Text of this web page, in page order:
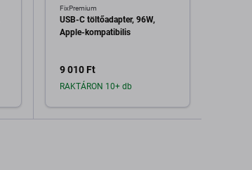
FixPremium
USB-C töltőadapter, 96W,
Apple-kompatibilis
9 010 Ft
RAKTÁRON 10+ db